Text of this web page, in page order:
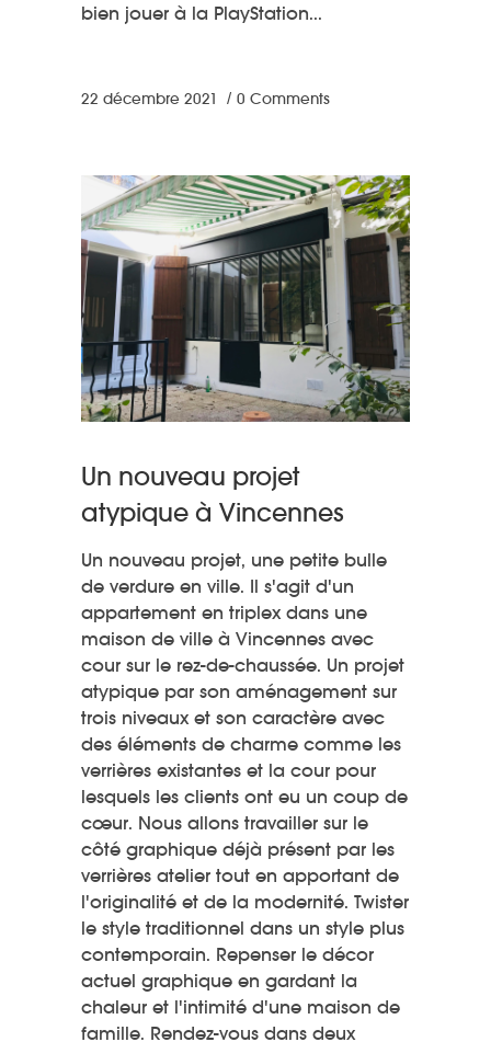
bien jouer à la PlayStation
22 décembre 2021 0 Comments
Un nouveau projet
atypique à Vincennes
Un nouveau projet, une petite bulle
de verdure en ville. Il s'agit d'un
appartement en triplex dans une
maison de ville à Vincennes avec
cour sur le rez-de-chaussée. Un projet
atypique par son aménagement sur
trois niveaux et son caractère avec
des éléments de charme comme les
verrières existantes et la cour pour
lesquels les clients ont eu un coup de
cœur. Nous allons travailler sur le
côté graphique déjà présent par les
verrières atelier tout en apportant de
l'originalité et de la modernité. Twister
le style traditionnel dans un style plus
contemporain. Repenser le décor
actuel graphique en gardant la
chaleur et l'intimité d'une maison de
famille. Rendez-vous dans deux